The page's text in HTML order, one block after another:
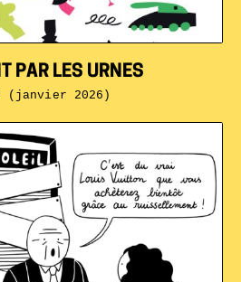
PAR LES URNES
(janvier 2026)